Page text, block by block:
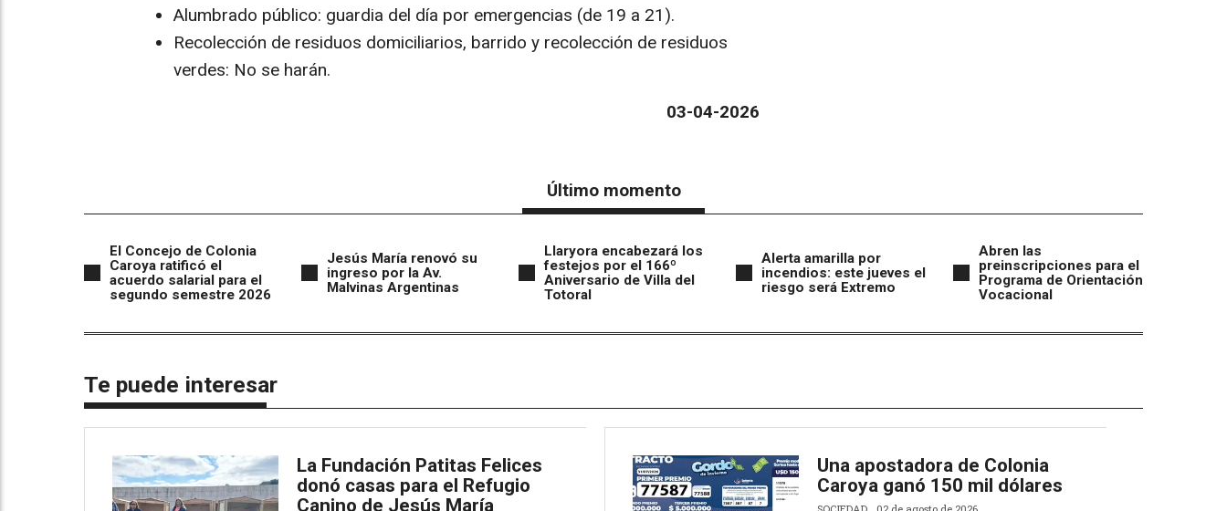
Alumbrado público: guardia del día por emergencias (de 19 a 21).
Recolección de residuos domiciliarios, barrido y recolección de residuos
verdes: No se harán.
03-04-2026
Último momento
El Concejo de Colonia
Caroya ratificó el
acuerdo salarial para el
segundo semestre 2026
Jesús María renovó su
ingreso por la Av.
Malvinas Argentinas
Llaryora encabezará los
festejos por el 166º
Aniversario de Villa del
Totoral
Alerta amarilla por
incendios: este jueves el
riesgo será Extremo
Abren las
preinscripciones para el
Programa de Orientación
Vocacional
Te puede interesar
La Fundación Patitas Felices
donó casas para el Refugio
Canino de Jesús María
Una apostadora de Colonia
Caroya ganó 150 mil dólares